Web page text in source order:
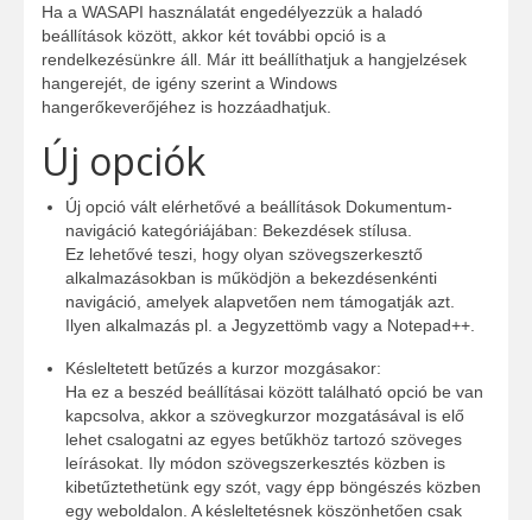
Ha a WASAPI használatát engedélyezzük a haladó
beállítások között, akkor két további opció is a
rendelkezésünkre áll. Már itt beállíthatjuk a hangjelzések
hangerejét, de igény szerint a Windows
hangerőkeverőjéhez is hozzáadhatjuk.
Új opciók
Új opció vált elérhetővé a beállítások Dokumentum-
navigáció kategóriájában: Bekezdések stílusa.
Ez lehetővé teszi, hogy olyan szövegszerkesztő
alkalmazásokban is működjön a bekezdésenkénti
navigáció, amelyek alapvetően nem támogatják azt.
Ilyen alkalmazás pl. a Jegyzettömb vagy a Notepad++.
Késleltetett betűzés a kurzor mozgásakor:
Ha ez a beszéd beállításai között található opció be van
kapcsolva, akkor a szövegkurzor mozgatásával is elő
lehet csalogatni az egyes betűkhöz tartozó szöveges
leírásokat. Ily módon szövegszerkesztés közben is
kibetűztethetünk egy szót, vagy épp böngészés közben
egy weboldalon. A késleltetésnek köszönhetően csak